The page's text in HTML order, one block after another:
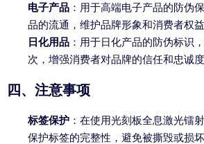
电子产品 ：用于高端电子产品的防伪
品的流通，维护品牌形象和消费者权益
日化用品 ：用于日化产品的防伪标识
次，增强消费者对品牌的信任和忠诚度
四、注意事项
标签保护 ：在使用光刻板全息激光镭
保护标签的完整性，避免被撕毁或损坏